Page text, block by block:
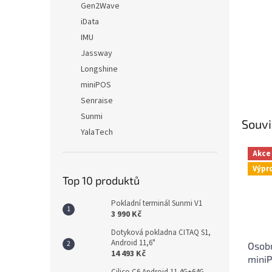
Gen2Wave
iData
IMU
Jassway
Longshine
miniPOS
Senraise
Sunmi
YalaTech
Top 10 produktů
Pokladní terminál Sunmi V1
3 990 Kč
Dotyková pokladna CITAQ S1,
Android 11,6"
14 493 Kč
Akce